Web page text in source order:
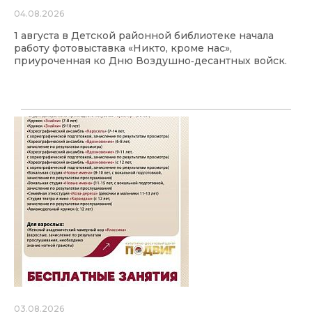
04.08.2026
1 августа в Детской районной библиотеке начала
работу фотовыставка «Никто, кроме нас»,
приуроченная ко Дню Воздушно‑десантных войск.
03.08.2026